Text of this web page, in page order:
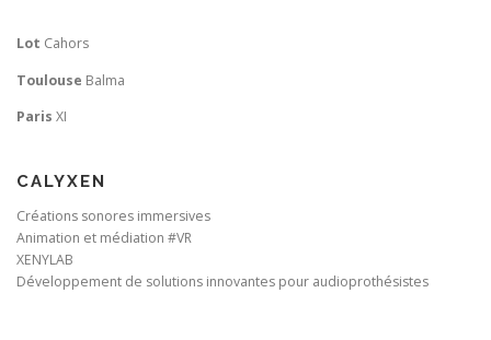
Lot Cahors
Toulouse Balma
Paris XI
CALYXEN
Créations sonores immersives
Animation et médiation #VR
XENYLAB
Développement de solutions innovantes pour audioprothésistes